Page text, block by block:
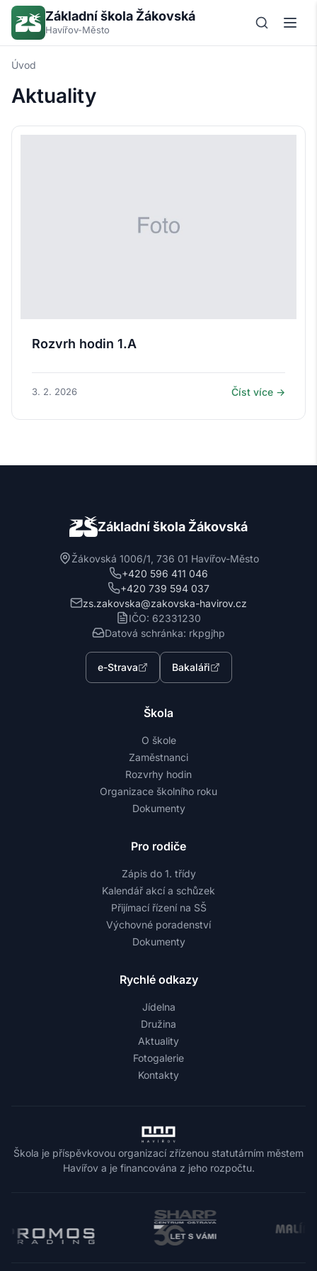
Základní škola Žákovská
Havířov-Město
Úvod
Aktuality
Rozvrh hodin 1.A
3. 2. 2026 Číst více →
Základní škola Žákovská
Žákovská 1006/1, 736 01 Havířov-Město
+420 596 411 046
+420 739 594 037
zs.zakovska@zakovska-havirov.cz
IČO: 62331230
Datová schránka: rkpgjhp
e-Strava Bakaláři
Škola
O škole
Zaměstnanci
Rozvrhy hodin
Organizace školního roku
Dokumenty
Pro rodiče
Zápis do 1. třídy
Kalendář akcí a schůzek
Přijímací řízení na SŠ
Výchovné poradenství
Dokumenty
Rychlé odkazy
Jídelna
Družina
Aktuality
Fotogalerie
Kontakty
Škola je příspěvkovou organizací zřízenou statutárním městem
Havířov a je financována z jeho rozpočtu.